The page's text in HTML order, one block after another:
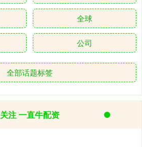
全球
公司
全部话题标签
关注 一直牛配资